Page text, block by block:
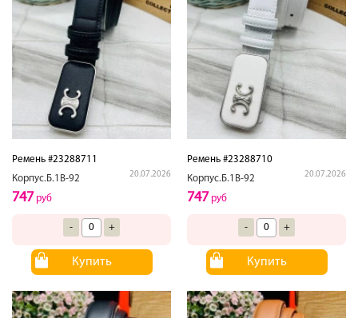
Ремень #23288711
Корпус.Б.1В-92
20.07.2026
747 руб
- +
Купить
Ремень #23288710
Корпус.Б.1В-92
20.07.2026
747 руб
- +
Купить